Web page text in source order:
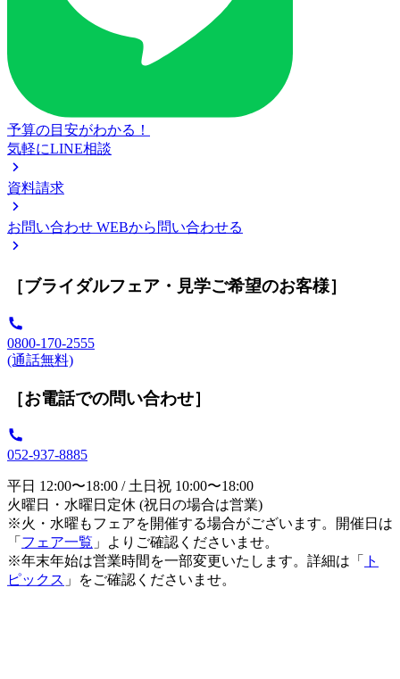
予算の目安がわかる！
気軽にLINE相談
資料請求
お問い合わせ WEBから問い合わせる
［ブライダルフェア・見学ご希望のお客様］
0800-170-2555
(通話無料)
［お電話での問い合わせ］
052-937-8885
平日 12:00〜18:00 / 土日祝 10:00〜18:00
火曜日・水曜日定休 (祝日の場合は営業)
※火・水曜もフェアを開催する場合がございます。開催日は
「 フェア一覧 」よりご確認くださいませ。
※年末年始は営業時間を一部変更いたします。詳細は「
ト
ピックス 」をご確認くださいませ。